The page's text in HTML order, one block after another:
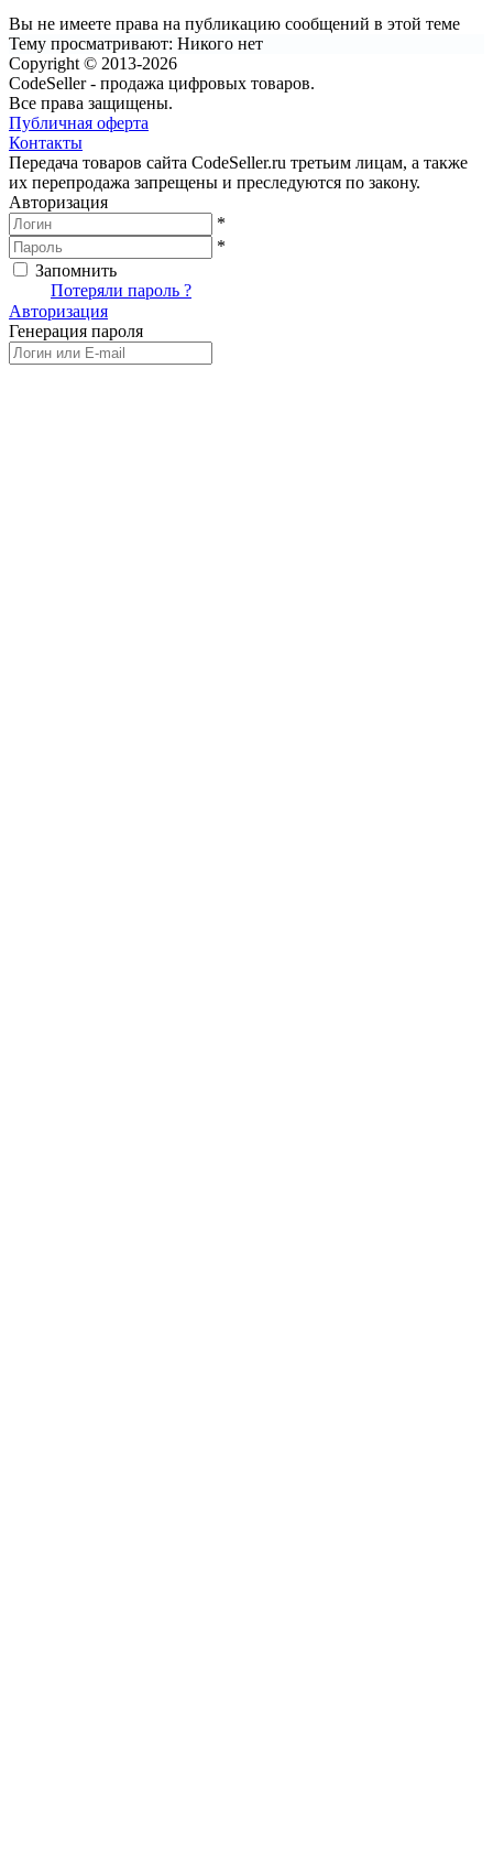
Вы не имеете права на публикацию сообщений в этой теме
Тему просматривают: Никого нет
Copyright © 2013-2026
CodeSeller - продажа цифровых товаров.
Все права защищены.
Публичная оферта
Контакты
Передача товаров сайта CodeSeller.ru третьим лицам, а также
их перепродажа запрещены и преследуются по закону.
Авторизация
*
*
Запомнить
Потеряли пароль ?
Авторизация
Генерация пароля